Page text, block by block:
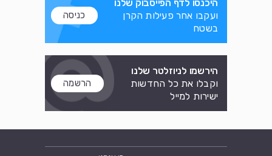
היכנסו לדף הפייסבוק שלנו
ועקבו אחר פעילות הקרן
בשטח
כניסה
הירשמו לניוזלטר שלנו
וקבלו את כל החדשות
ישירות למייל
הרשמה